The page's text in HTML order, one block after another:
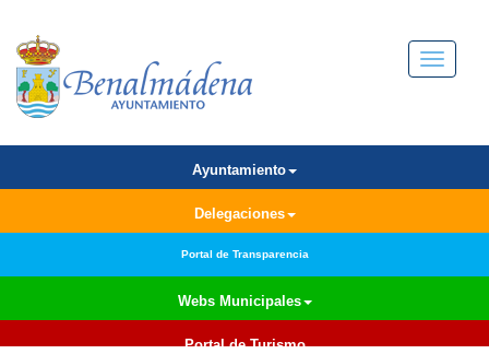
Menú
Ayuntamiento
Delegaciones
Portal de Transparencia
Webs Municipales
Portal de Turismo